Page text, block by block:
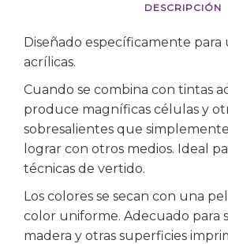
DESCRIPCIÓN
Diseñado específicamente para
acrílicas.
Cuando se combina con tintas
produce magníficas células y
sobresalientes que
lograr con otros medios. Ideal
técnicas de vertido.
Los colores se secan con una
color uniforme. Adecuado para
madera y otras superficies